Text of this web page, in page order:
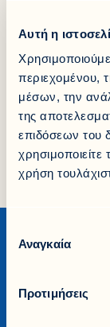
Αυτή η
περιεχομένου,
μέσων, την
της
επιδόσεων του
χρησιμοποιείτε
χρήση
συγκατάθεσης
Αναγκαία
Προτιμήσεις
Share it!
Εταιρία